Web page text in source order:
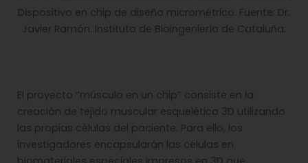
Dispositivo en chip de diseño micrométrico. Fuente: Dr.
Javier Ramón. Instituto de Bioingeniería de Cataluña.
El proyecto “músculo en un chip” consiste en la
creación de tejido muscular esquelético 3D utilizando
las propias células del paciente. Para ello, los
investigadores encapsularán las células en